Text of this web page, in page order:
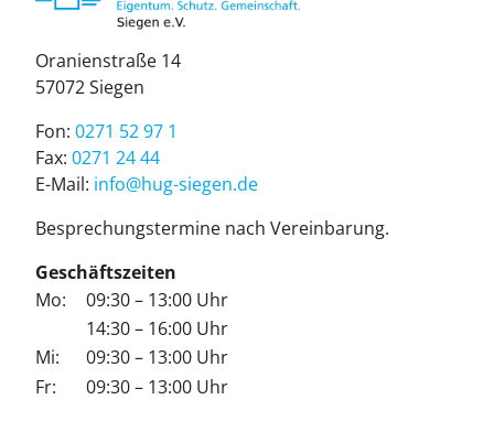
Ora­ni­en­stra­ße 14
57072 Sie­gen
Fon: 0271 52 97 1
Fax: 0271 24 44
E-Mail: info@hug-sie­gen.de
Be­spre­chungs­ter­mi­ne nach Ver­ein­ba­rung.
Geschäftszeiten
Mo:
09:30 – 13:00 Uhr
14:30 – 16:00 Uhr
Mi:
09:30 – 13:00 Uhr
Fr:
09:30 – 13:00 Uhr